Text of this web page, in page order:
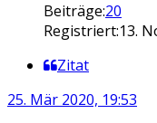
Beiträge:20
Registriert:13.
Zitat
25. Mär 2020, 19:53